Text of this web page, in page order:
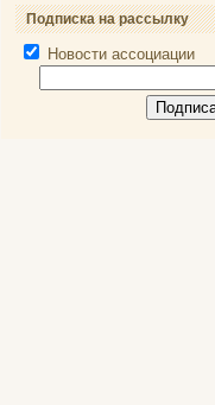
Подписка на рассылку
Новости ассоциации